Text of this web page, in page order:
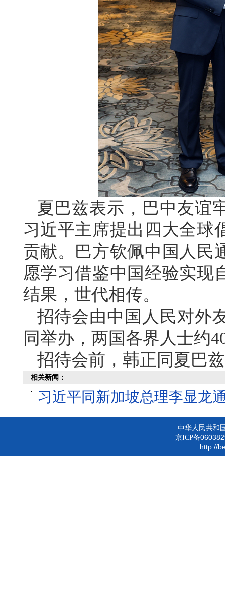
夏巴兹表示，巴中友谊
习近平主席提出四大全球
贡献。巴方钦佩中国人民
愿学习借鉴中国经验实现
结果，世代相传。
招待会由中国人民对外
同举办，两国各界人士约
招待会前，韩正同夏巴
相关新闻：
习近平同新加坡总理李显龙
中华人民共和
京ICP备
http://